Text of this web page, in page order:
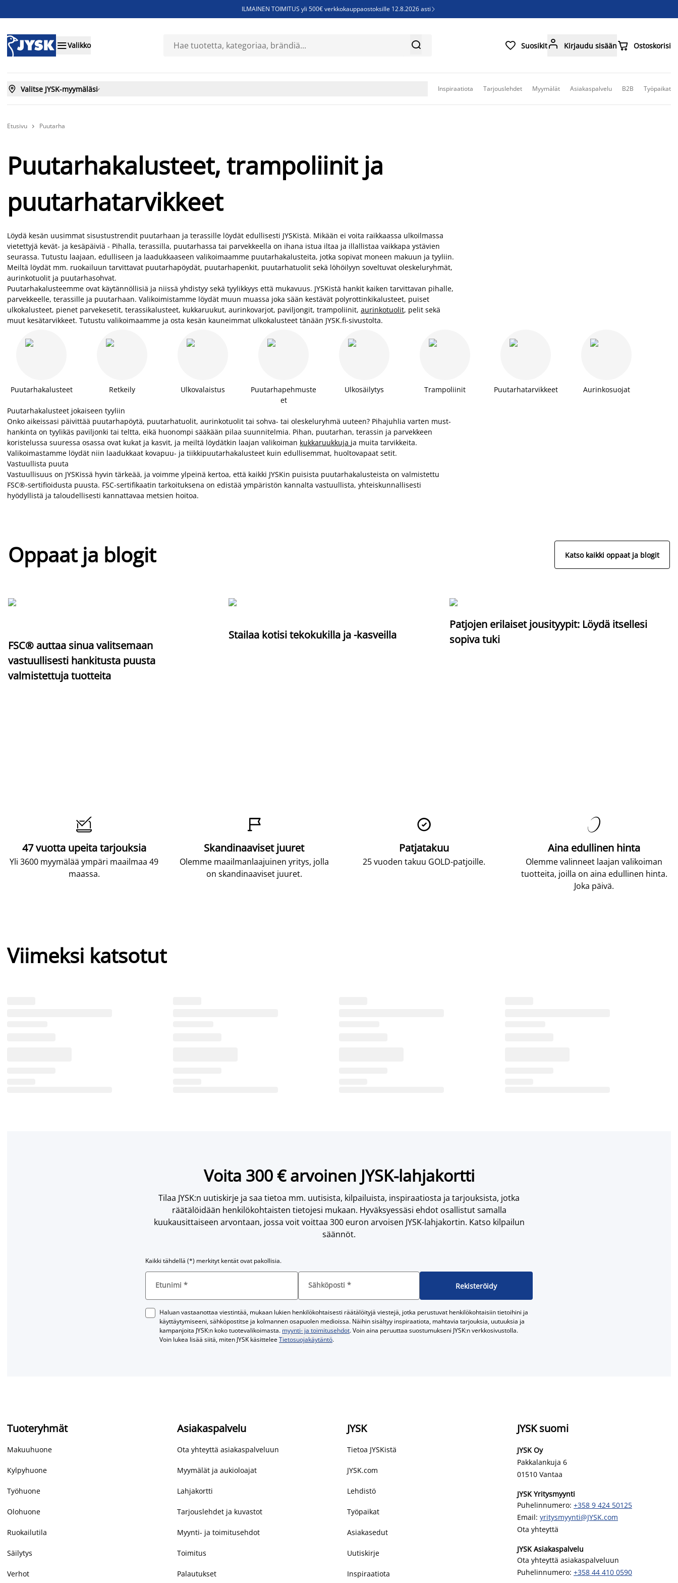
ILMAINEN TOIMITUS yli 500€ verkkokauppaostoksille 12.8.2026 asti 
Sijauspatjoja - Säästä jopa 60%
Valikko   Suosikit Kirjaudu sisään Ostoskorisi
 Valitse JYSK-myymäläsi Inspiraatiota Tarjouslehdet Myymälät Asiakaspalvelu B2B Työpaikat
Etusivu  Puutarha
Puutarhakalusteet, trampoliinit ja
puutarhatarvikkeet
Löydä kesän uusimmat sisustustrendit puutarhaan ja terassille löydät edullisesti JYSKistä. Mikään ei voita raikkaassa ulkoilmassa
vietettyjä kevät- ja kesäpäiviä - Pihalla, terassilla, puutarhassa tai parvekkeella on ihana istua iltaa ja illallistaa vaikkapa ystävien
seurassa. Tutustu laajaan, edulliseen ja laadukkaaseen valikoimaamme puutarhakalusteita, jotka sopivat moneen makuun ja tyyliin.
Meiltä löydät mm. ruokailuun tarvittavat puutarhapöydät, puutarhapenkit, puutarhatuolit sekä löhöilyyn soveltuvat oleskeluryhmät,
aurinkotuolit ja puutarhasohvat.
Puutarhakalusteemme ovat käytännöllisiä ja niissä yhdistyy sekä tyylikkyys että mukavuus. JYSKistä hankit kaiken tarvittavan pihalle,
parvekkeelle, terassille ja puutarhaan. Valikoimistamme löydät muun muassa joka sään kestävät polyrottinkikalusteet, puiset
ulkokalusteet, pienet parvekesetit, terassikalusteet, kukkaruukut, aurinkovarjot, paviljongit, trampoliinit, aurinkotuolit, pelit sekä
muut kesätarvikkeet. Tutustu valikoimaamme ja osta kesän kauneimmat ulkokalusteet tänään JYSK.fi-sivustolta.
Puutarhakalusteet Retkeily Ulkovalaistus
Puutarhapehmuste
et
Ulkosäilytys Trampoliinit Puutarhatarvikkeet Aurinkosuojat
Puutarhakalusteet jokaiseen tyyliin
Onko aikeissasi päivittää puutarhapöytä, puutarhatuolit, aurinkotuolit tai sohva- tai oleskeluryhmä uuteen? Pihajuhlia varten must-
hankinta on tyylikäs paviljonki tai teltta, eikä huonompi sääkään pilaa suunnitelmia. Pihan, puutarhan, terassin ja parvekkeen
koristelussa suuressa osassa ovat kukat ja kasvit, ja meiltä löydätkin laajan valikoiman kukkaruukkuja ja muita tarvikkeita.
Valikoimastamme löydät niin laadukkaat kovapuu- ja tiikkipuutarhakalusteet kuin edullisemmat, huoltovapaat setit.
Vastuullista puuta
Vastuullisuus on JYSKissä hyvin tärkeää, ja voimme ylpeinä kertoa, että kaikki JYSKin puisista puutarhakalusteista on valmistettu
FSC®-sertifioidusta puusta. FSC-sertifikaatin tarkoituksena on edistää ympäristön kannalta vastuullista, yhteiskunnallisesti
hyödyllistä ja taloudellisesti kannattavaa metsien hoitoa.
Oppaat ja blogit Katso kaikki oppaat ja blogit
FSC® auttaa sinua valitsemaan
vastuullisesti hankitusta puusta
valmistettuja tuotteita
Stailaa kotisi tekokukilla ja -kasveilla
Patjojen erilaiset jousityypit: Löydä itsellesi
sopiva tuki

47 vuotta upeita tarjouksia
Yli 3600 myymälää ympäri maailmaa 49
maassa.

Skandinaaviset juuret
Olemme maailmanlaajuinen yritys, jolla
on skandinaaviset juuret.

Patjatakuu
25 vuoden takuu GOLD-patjoille.

Aina edullinen hinta
Olemme valinneet laajan valikoiman
tuotteita, joilla on aina edullinen hinta.
Joka päivä.
Viimeksi katsotut
Voita 300 € arvoinen JYSK-lahjakortti
Tilaa JYSK:n uutiskirje ja saa tietoa mm. uutisista, kilpailuista, inspiraatiosta ja tarjouksista, jotka
räätälöidään henkilökohtaisten tietojesi mukaan. Hyväksyessäsi ehdot osallistut samalla
kuukausittaiseen arvontaan, jossa voit voittaa 300 euron arvoisen JYSK-lahjakortin. Katso kilpailun
säännöt.
Kaikki tähdellä (*) merkityt kentät ovat pakollisia.
Etunimi * Sähköposti * Rekisteröidy
Haluan vastaanottaa viestintää, mukaan lukien henkilökohtaisesti räätälöityjä viestejä, jotka perustuvat henkilökohtaisiin tietoihini ja
käyttäytymiseeni, sähköpostitse ja kolmannen osapuolen medioissa. Näihin sisältyy inspiraatiota, mahtavia tarjouksia, uutuuksia ja
kampanjoita JYSK:n koko tuotevalikoimasta. myynti- ja toimitusehdot. Voin aina peruuttaa suostumukseni JYSK:n verkkosivustolla.
Voin lukea lisää siitä, miten JYSK käsitteleeTietosuojakäytäntö.
Tuoteryhmät
Makuuhuone
Kylpyhuone
Työhuone
Olohuone
Ruokailutila
Säilytys
Verhot
Asiakaspalvelu
Ota yhteyttä asiakaspalveluun
Myymälät ja aukioloajat
Lahjakortti
Tarjouslehdet ja kuvastot
Myynti- ja toimitusehdot
Toimitus
Palautukset
JYSK
Tietoa JYSKistä
JYSK.com
Lehdistö
Työpaikat
Asiakasedut
Uutiskirje
Inspiraatiota
JYSK suomi
JYSK Oy
Pakkalankuja 6
01510 Vantaa
JYSK Yritysmyynti
Puhelinnumero: +358 9 424 50125
Email: yritysmyynti@JYSK.com
Ota yhteyttä
JYSK Asiakaspalvelu
Ota yhteyttä asiakaspalveluun
Puhelinnumero: +358 44 410 0590